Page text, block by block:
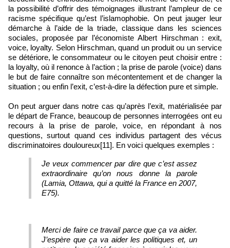
la possibilité d’offrir des témoignages illustrant l’ampleur de ce
racisme spécifique qu’est l’islamophobie. On peut jauger leur
démarche à l’aide de la triade, classique dans les sciences
sociales, proposée par l’économiste Albert Hirschman : exit,
voice, loyalty. Selon Hirschman, quand un produit ou un service
se détériore, le consommateur ou le citoyen peut choisir entre :
la loyalty, où il renonce à l’action ; la prise de parole (voice) dans
le but de faire connaître son mécontentement et de changer la
situation ; ou enfin l’exit, c’est‑à‑dire la défection pure et simple.
On peut arguer dans notre cas qu’après l’exit, matérialisée par
le départ de France, beaucoup de personnes interrogées ont eu
recours à la prise de parole, voice, en répondant à nos
questions, surtout quand ces individus partagent des vécus
discriminatoires douloureux[11]. En voici quelques exemples :
Je veux commencer par dire que c’est assez
extraordinaire qu’on nous donne la parole
(Lamia, Ottawa, qui a quitté la France en 2007,
E75).
Merci de faire ce travail parce que ça va aider.
J’espère que ça va aider les politiques et, un